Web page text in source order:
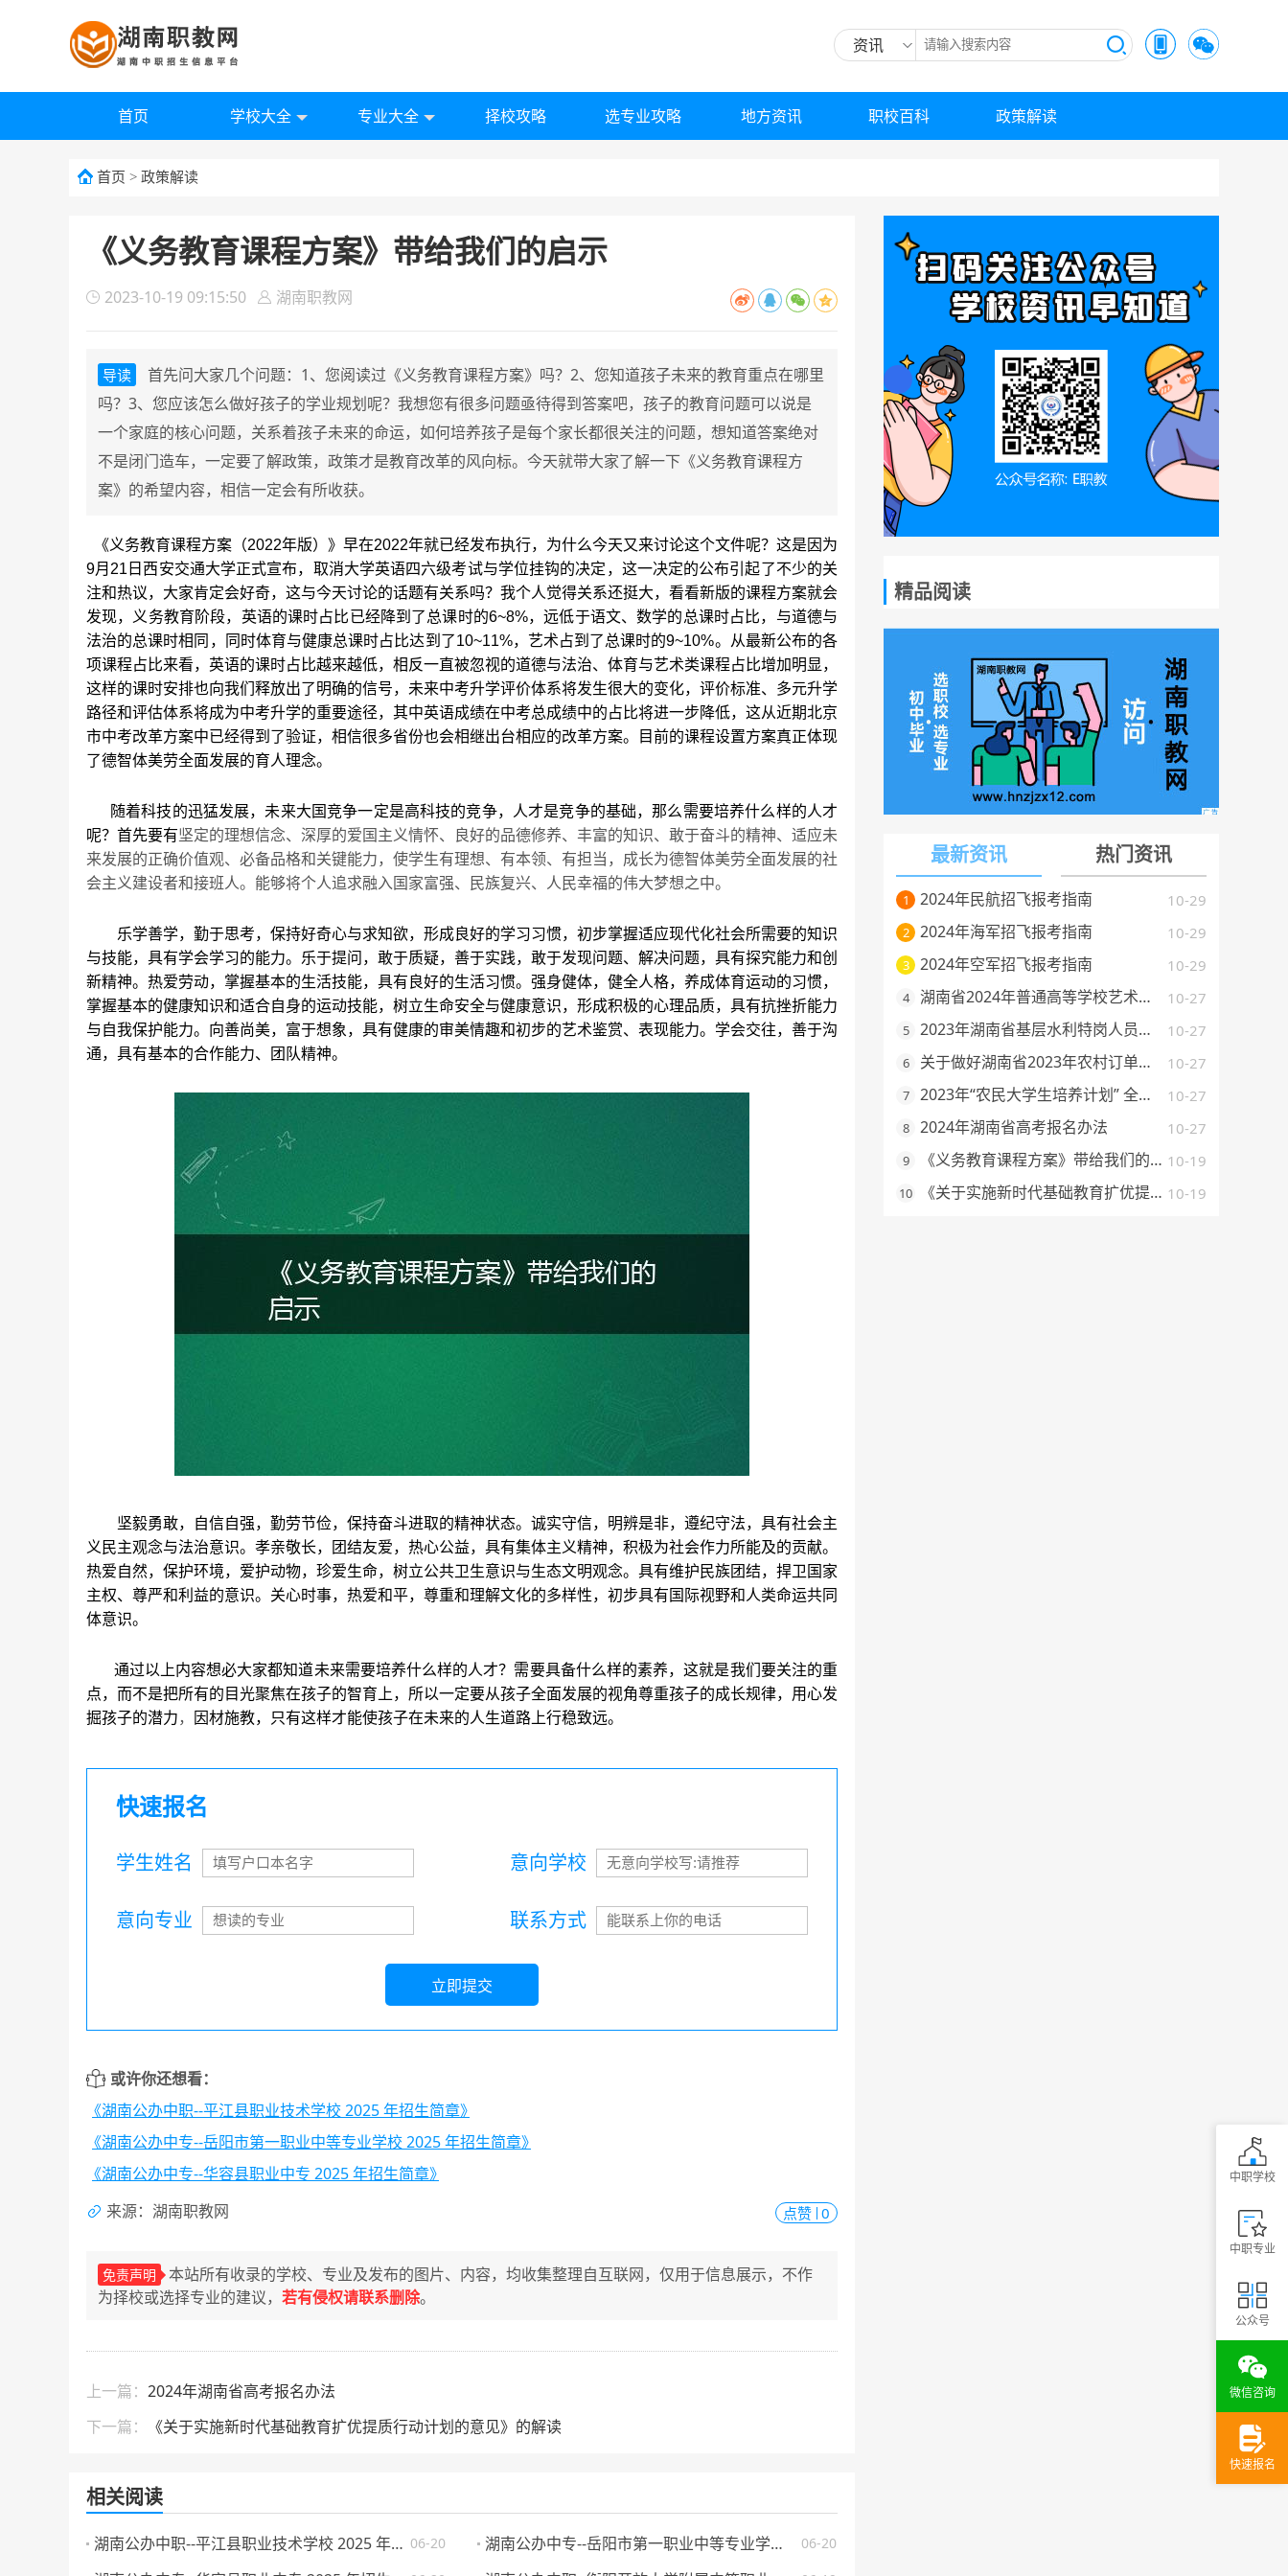
资讯
首页 学校大全 专业大全 择校攻略 选专业攻略 地方资讯 职校百科 政策解读
首页 > 政策解读
《义务教育课程方案》带给我们的启示
2023-10-19 09:15:50 湖南职教网
导读
首先问大家几个问题：1、您阅读过《义务教育课程方案》吗？2、您知道孩子未来的教育重点在哪里
吗？3、您应该怎么做好孩子的学业规划呢？我想您有很多问题亟待得到答案吧，孩子的教育问题可以说是
一个家庭的核心问题，关系着孩子未来的命运，如何培养孩子是每个家长都很关注的问题，想知道答案绝对
不是闭门造车，一定要了解政策，政策才是教育改革的风向标。今天就带大家了解一下《义务教育课程方
案》的希望内容，相信一定会有所收获。
《义务教育课程方案（2022年版）》早在2022年就已经发布执行，为什么今天又来讨论这个文件呢？这是因为
9月21日西安交通大学正式宣布，取消大学英语四六级考试与学位挂钩的决定，这一决定的公布引起了不少的关
注和热议，大家肯定会好奇，这与今天讨论的话题有关系吗？我个人觉得关系还挺大，看看新版的课程方案就会
发现，义务教育阶段，英语的课时占比已经降到了总课时的6~8%，远低于语文、数学的总课时占比，与道德与
法治的总课时相同，同时体育与健康总课时占比达到了10~11%，艺术占到了总课时的9~10%。从最新公布的各
项课程占比来看，英语的课时占比越来越低，相反一直被忽视的道德与法治、体育与艺术类课程占比增加明显，
这样的课时安排也向我们释放出了明确的信号，未来中考升学评价体系将发生很大的变化，评价标准、多元升学
路径和评估体系将成为中考升学的重要途径，其中英语成绩在中考总成绩中的占比将进一步降低，这从近期北京
市中考改革方案中已经得到了验证，相信很多省份也会相继出台相应的改革方案。目前的课程设置方案真正体现
了德智体美劳全面发展的育人理念。
随着科技的迅猛发展，未来大国竞争一定是高科技的竞争，人才是竞争的基础，那么需要培养什么样的人才
呢？首先要有坚定的理想信念、深厚的爱国主义情怀、良好的品德修养、丰富的知识、敢于奋斗的精神、适应未
来发展的正确价值观、必备品格和关键能力，使学生有理想、有本领、有担当，成长为德智体美劳全面发展的社
会主义建设者和接班人。能够将个人追求融入国家富强、民族复兴、人民幸福的伟大梦想之中。
乐学善学，勤于思考，保持好奇心与求知欲，形成良好的学习习惯，初步掌握适应现代化社会所需要的知识
与技能，具有学会学习的能力。乐于提问，敢于质疑，善于实践，敢于发现问题、解决问题，具有探究能力和创
新精神。热爱劳动，掌握基本的生活技能，具有良好的生活习惯。强身健体，健全人格，养成体育运动的习惯，
掌握基本的健康知识和适合自身的运动技能，树立生命安全与健康意识，形成积极的心理品质，具有抗挫折能力
与自我保护能力。向善尚美，富于想象，具有健康的审美情趣和初步的艺术鉴赏、表现能力。学会交往，善于沟
通，具有基本的合作能力、团队精神。
坚毅勇敢，自信自强，勤劳节俭，保持奋斗进取的精神状态。诚实守信，明辨是非，遵纪守法，具有社会主
义民主观念与法治意识。孝亲敬长，团结友爱，热心公益，具有集体主义精神，积极为社会作力所能及的贡献。
热爱自然，保护环境，爱护动物，珍爱生命，树立公共卫生意识与生态文明观念。具有维护民族团结，捍卫国家
主权、尊严和利益的意识。关心时事，热爱和平，尊重和理解文化的多样性，初步具有国际视野和人类命运共同
体意识。
通过以上内容想必大家都知道未来需要培养什么样的人才？需要具备什么样的素养，这就是我们要关注的重
点，而不是把所有的目光聚焦在孩子的智育上，所以一定要从孩子全面发展的视角尊重孩子的成长规律，用心发
掘孩子的潜力， 因材施教，只有这样才能使孩子在未来的人生道路上行稳致远。
快速报名
学生姓名 意向学校
意向专业 联系方式
立即提交
或许你还想看：
《湖南公办中职--平江县职业技术学校 2025 年招生简章》
《湖南公办中专--岳阳市第一职业中等专业学校 2025 年招生简章》
《湖南公办中专--华容县职业中专 2025 年招生简章》
来源：湖南职教网
点赞 0
免责声明
本站所有收录的学校、专业及发布的图片、内容，均收集整理自互联网，仅用于信息展示，不作
为择校或选择专业的建议， 若有侵权请联系删除。
上一篇： 2024年湖南省高考报名办法
下一篇：
《关于实施新时代基础教育扩优提质行动计划的意见》的解读
相关阅读
06-20
湖南公办中职--平江县职业技术学校 2025 年招生简章 06-20
湖南公办中专--岳阳市第一职业中等专业学校 2025 年招生简章
精品阅读
最新资讯 热门资讯
1 10-29
2024年民航招飞报考指南
2 10-29
2024年海军招飞报考指南
3 10-29
2024年空军招飞报考指南
4 10-27
湖南省2024年普通高等学校艺术类专业全省统一考试考试流程及题型示例
5 10-27
2023年湖南省基层水利特岗人员定向培养招录工作政策发布
6 10-27
关于做好湖南省2023年农村订单定向免费本科医学生招生培养工作的通知
7 10-27
2023年“农民大学生培养计划” 全日制高职专科招生报名工作启动了
8 10-27
2024年湖南省高考报名办法
9 10-19
《义务教育课程方案》带给我们的启示
10 10-19
《关于实施新时代基础教育扩优提质行动计划的意见》的解读
中职学校
中职专业
公众号
微信咨询
快速报名